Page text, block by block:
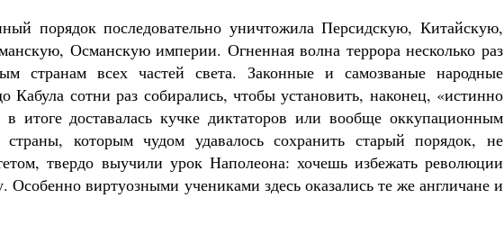
порядок последовательно уничтожила Персидскую, Китайскую,
Османскую империи. Огненная волна террора несколько раз
странам всех частей света. Законные и самозваные народные
Кабула сотни раз собирались, чтобы установить, наконец, «истинно
в итоге доставалась кучке диктаторов или вообще оккупационным
которым чудом удавалось сохранить старый порядок, не
твердо выучили урок Наполеона: хочешь избежать революции
Особенно виртуозными учениками здесь оказались те же англичане и